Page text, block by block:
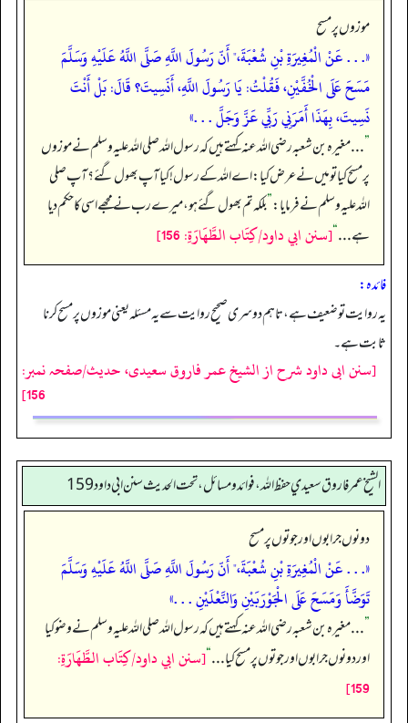
موزوں پر مسح
«. . . عَنْ الْمُغِيرَةِ بْنِ شُعْبَةَ،" أَنّ رَسُولَ اللَّهِ صَلَّى اللَّهُ عَلَيْهِ وَسَلَّمَ
مَسَحَ عَلَى الْخُفَّيْنِ، فَقُلْتُ: يَا رَسُولَ اللَّهِ، أَنَسِيتَ؟ قَالَ: بَلْ أَنْتَ
نَسِيتَ، بِهَذَا أَمَرَنِي رَبِّي عَزَّ وَجَلَّ . . .»
”. . . مغیرہ بن شعبہ رضی اللہ عنہ کہتے ہیں کہ رسول اللہ صلی اللہ علیہ وسلم نے موزوں
پر مسح کیا تو میں نے عرض کیا: اے اللہ کے رسول! کیا آپ بھول گئے؟ آپ صلی
اللہ علیہ وسلم نے فرمایا:”بلکہ تم بھول گئے ہو، میرے رب نے مجھے اسی کا حکم دیا
ہے . . .“[سنن ابي داود/كِتَاب الطَّهَارَةِ: 156]
فائدہ:
یہ روایت تو ضعیف ہے، تاہم دوسری صحیح روایت سے یہ مسئلہ یعنی موزوں پر مسح کرنا
ثابت ہے۔
[سنن ابی داود شرح از الشیخ عمر فاروق سعیدی، حدیث/صفحہ نمبر:
156]
الشيخ عمر فاروق سعيدي حفظ الله، فوائد و مسائل، تحت الحديث سنن ابي داود 159
دونوں جرابوں اور جوتوں پر مسح
«. . . عَنْ الْمُغِيرَةِ بْنِ شُعْبَةَ،" أَنّ رَسُولَ اللَّهِ صَلَّى اللَّهُ عَلَيْهِ وَسَلَّمَ
تَوَضَّأَ وَمَسَحَ عَلَى الْجَوْرَبَيْنِ وَالنَّعْلَيْنِ . . .»
”. . . مغیرہ بن شعبہ رضی اللہ عنہ کہتے ہیں کہ رسول اللہ صلی اللہ علیہ وسلم نے وضو کیا
اور دونوں جرابوں اور جوتوں پر مسح کیا . . .“[سنن ابي داود/كِتَاب الطَّهَارَةِ:
159]